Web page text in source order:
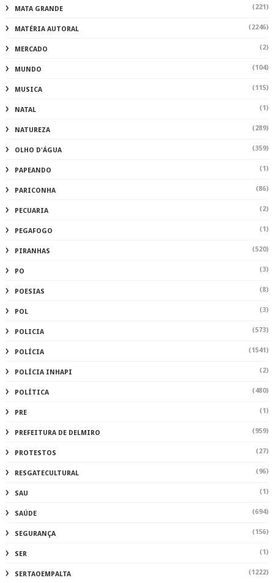
MATA GRANDE (221)
MATÉRIA AUTORAL (2246)
MERCADO (2)
MUNDO (104)
MUSICA (115)
NATAL (1)
NATUREZA (289)
OLHO D'ÁGUA (359)
PAPEANDO (1)
PARICONHA (86)
PECUARIA (2)
PEGAFOGO (1)
PIRANHAS (520)
PO (3)
POESIAS (8)
POL (3)
POLICIA (573)
POLÍCIA (1541)
POLÍCIA INHAPI (2)
POLÍTICA (480)
PRE (1)
PREFEITURA DE DELMIRO (959)
PROTESTOS (27)
RESGATECULTURAL (96)
SAU (1)
SAÚDE (694)
SEGURANÇA (156)
SER (1)
SERTAOEMPALTA (1222)